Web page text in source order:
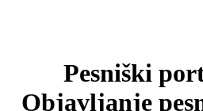
Pesniški
Objavljanje